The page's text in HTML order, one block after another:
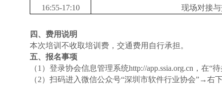
16:55-17:10 现场对接
四、费用说明
本次培训不收取培训费，交通费用自行承担。
五、报名事项
（1 ）登录协会信息管理系统http://app.ssia.org.cn，在
（2）扫码进入微信公众号“深圳市软件行业协会”→右